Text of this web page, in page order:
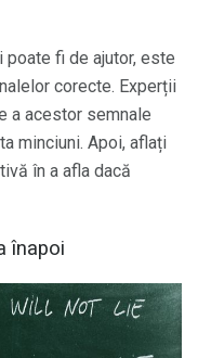
poate fi de ajutor, este
corecte. Experții
a acestor semnale
minciuni. Apoi, aflați
în a afla dacă
înapoi